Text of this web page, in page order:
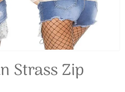
Strass Zip